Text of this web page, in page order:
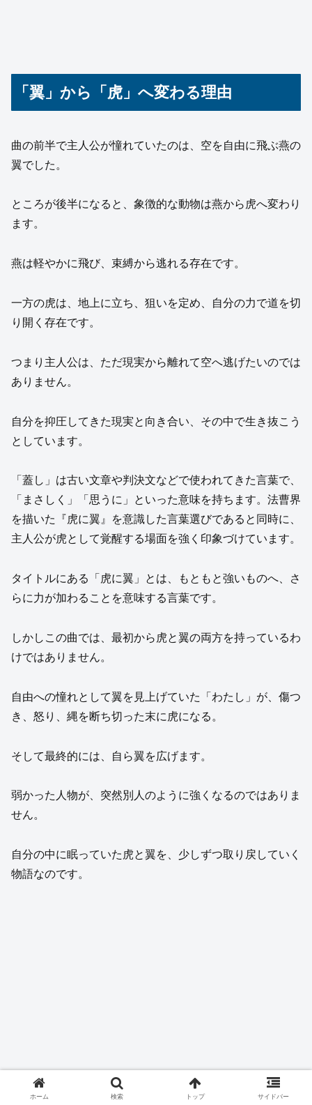
「翼」から「虎」へ変わる理由
曲の前半で主人公が憧れていたのは、空を自由に飛ぶ燕の
翼でした。
ところが後半になると、象徴的な動物は燕から虎へ変わり
ます。
燕は軽やかに飛び、束縛から逃れる存在です。
一方の虎は、地上に立ち、狙いを定め、自分の力で道を切
り開く存在です。
つまり主人公は、ただ現実から離れて空へ逃げたいのでは
ありません。
自分を抑圧してきた現実と向き合い、その中で生き抜こう
としています。
「蓋し」は古い文章や判決文などで使われてきた言葉で、
「まさしく」「思うに」といった意味を持ちます。法曹界
を描いた『虎に翼』を意識した言葉選びであると同時に、
主人公が虎として覚醒する場面を強く印象づけています。
タイトルにある「虎に翼」とは、もともと強いものへ、さ
らに力が加わることを意味する言葉です。
しかしこの曲では、最初から虎と翼の両方を持っているわ
けではありません。
自由への憧れとして翼を見上げていた「わたし」が、傷つ
き、怒り、縄を断ち切った末に虎になる。
そして最終的には、自ら翼を広げます。
弱かった人物が、突然別人のように強くなるのではありま
せん。
自分の中に眠っていた虎と翼を、少しずつ取り戻していく
物語なのです。
ホーム 検索 トップ サイドバー